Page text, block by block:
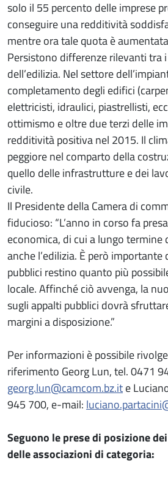
solo il 55 percento delle imprese
conseguire una redditività
mentre ora tale quota è
Persistono differenze rilevanti tra
dell’edilizia. Nel settore
completamento degli edifici
elettricisti, idraulici, piastrellisti,
ottimismo e oltre due terzi delle
redditività positiva nel 2015. Il
peggiore nel comparto della
quello delle infrastrutture e dei
civile.
Il Presidente della Camera di
fiducioso: “L’anno in corso fa
economica, di cui a lungo termine
anche l’edilizia. È però
pubblici restino quanto più
locale. Affinché ciò avvenga, la
sugli appalti pubblici dovrà
margini a disposizione.”
Per informazioni è possibile
riferimento Georg Lun, tel. 0471
georg.lun@camcom.bz.ite
945 700, e-mail:
Seguono le prese di posizione
delle associazioni di categoria: